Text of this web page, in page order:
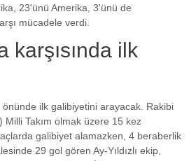
23'ünü Amerika, 3'ünü de
mücadele verdi.
karşısında ilk
önünde ilk galibiyetini arayacak. Rakibi
Takım olmak üzere 15 kez
galibiyet alamazken, 4 beraberlik
29 gol gören Ay-Yıldızlı ekip,